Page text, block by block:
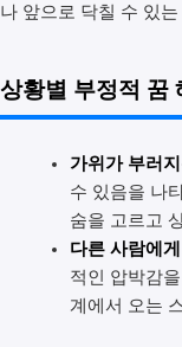
나 앞으로 닥칠 수 있
상황별 부정적 꿈
가위가 부러
수 있음을 나
숨을 고르고
다른 사람에
적인 압박감
계에서 오는